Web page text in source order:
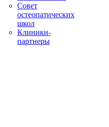
Совет
остеопатических
школ
Клиники-
партнеры